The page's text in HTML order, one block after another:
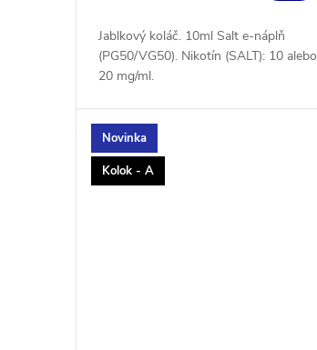
Jablkový koláč. 10ml Salt e-náplň
(PG50/VG50). Nikotín (SALT): 10 alebo
20 mg/ml.
Novinka
Kolok - A